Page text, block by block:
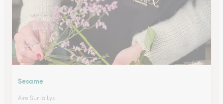
Sesame
Aire Sur la Lys